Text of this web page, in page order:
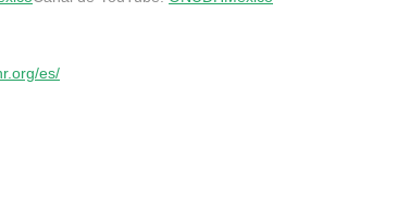
es/